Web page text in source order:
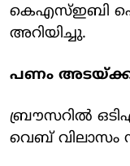
കെഎസ്ഇബി
അറിയിച്ചു.
പണം
ബ്രൗസറില്‍
വെബ് വിലാസം